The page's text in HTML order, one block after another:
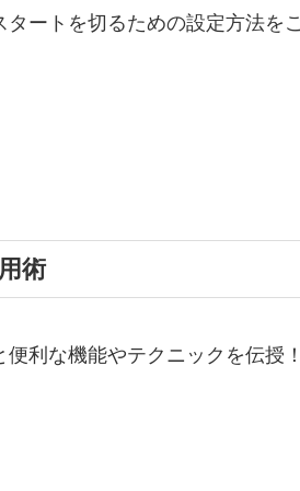
タートを切るための設定方法をご
術
便利な機能やテクニックを伝授！